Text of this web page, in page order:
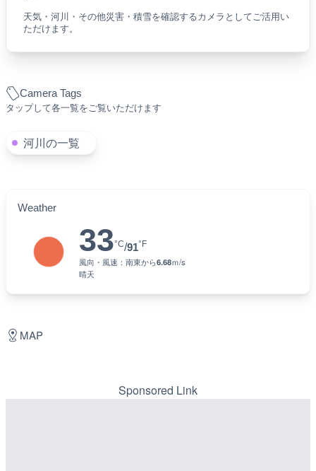
Camera Tags
タップして各一覧をご覧いただけます
河川の一覧
Weather
33°C/91°F
風向・風速： 南東から6.68ｍ/s
晴天
天気・河川・その他災害・積雪を確認するカメラとしてご活用い
ただけます。
MAP
Sponsored Link